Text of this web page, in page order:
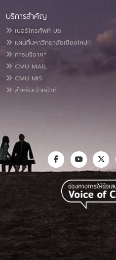
บริการสำคัญ
เบอร์โทรศัพท์ มช.
แผนที่มหาวิทยาลัยเชียงใหม่
การบริจาค*
CMU MAIL
CMU MIS
สำหรับเจ้าหน้าที่